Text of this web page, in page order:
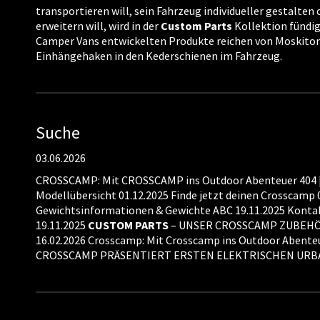
transportieren will, sein Fahrzeug individueller gestalten
erweitern will, wird in der Custom Parts Kollektion
Camper Vans entwickelten Produkte reichen von
Einhängehaken in den Kederschienen im Fahrzeug.
Suche
03.06.2026
CROSSCAMP: Mit CROSSCAMP ins Outdoor Abenteuer
Modellübersicht 01.12.2025 Finde jetzt deinen Crosscamp
Gewichtsinformationen & Gewichte ABC 19.11.2025
19.11.2025 CUSTOM PARTS– UNSER CROSSCAMP
16.02.2026 Crosscamp: Mit Crosscamp ins Outdoor
CROSSCAMP PRÄSENTIERT ERSTEN ELEKTRISCHEN